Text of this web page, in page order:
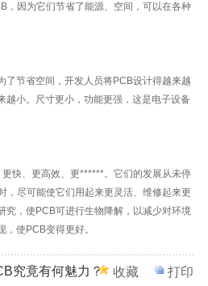
，因为它们节省了能源、空间，可以在各种
了节省空间，开发人员将PCB设计得越来越
越小。尺寸更小，功能更强，这是电子设备
快、更高效、更******。它们的发展从未停
，尽可能使它们用起来更灵活、维修起来更
究，使PCB可进行生物降解，以减少对环境
使PCB变得更好。
究竟有何魅力？
收藏 打印